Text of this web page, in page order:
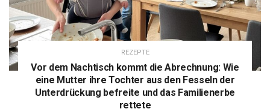
REZEPTE
Vor dem Nachtisch kommt die Abrechnung: Wie
eine Mutter ihre Tochter aus den Fesseln der
Unterdrückung befreite und das Familienerbe
rettete